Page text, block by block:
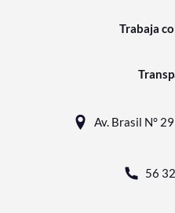
Trabaja
Av. Brasil N°
56